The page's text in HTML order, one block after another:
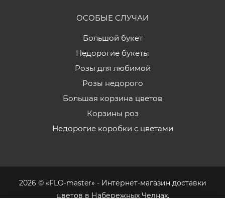
ОСОБЫЕ СЛУЧАИ
Большой букет
Недорогие букеты
Розы для любимой
Розы недорого
Большая корзина цветов
Корзины роз
Недорогие коробки с цветами
2026 © «FLO-master» - Интернет-магазин доставки
цветов в Набережных Челнах.